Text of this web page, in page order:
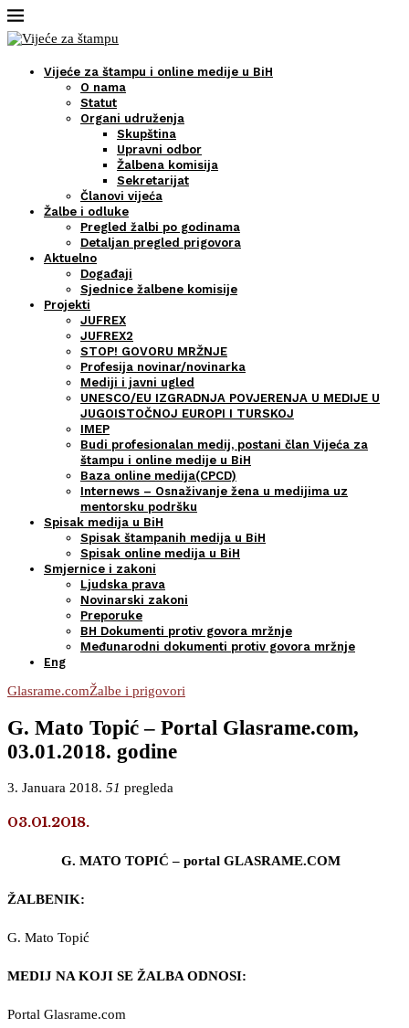
Vijeće za štampu i online medije u BiH
O nama
Statut
Organi udruženja
Skupština
Upravni odbor
Žalbena komisija
Sekretarijat
Članovi vijeća
Žalbe i odluke
Pregled žalbi po godinama
Detaljan pregled prigovora
Aktuelno
Događaji
Sjednice žalbene komisije
Projekti
JUFREX
JUFREX2
STOP! GOVORU MRŽNJE
Profesija novinar/novinarka
Mediji i javni ugled
UNESCO/EU IZGRADNJA POVJERENJA U MEDIJE U
JUGOISTOČNOJ EUROPI I TURSKOJ
IMEP
Budi profesionalan medij, postani član Vijeća za
štampu i online medije u BiH
Baza online medija(CPCD)
Internews – Osnaživanje žena u medijima uz
mentorsku podršku
Spisak medija u BiH
Spisak štampanih medija u BiH
Spisak online medija u BiH
Smjernice i zakoni
Ljudska prava
Novinarski zakoni
Preporuke
BH Dokumenti protiv govora mržnje
Međunarodni dokumenti protiv govora mržnje
Eng
Glasrame.comŽalbe i prigovori
G. Mato Topić – Portal Glasrame.com,
03.01.2018. godine
3. Januara 2018. 51 pregleda
03.01.2018.
G. MATO TOPIĆ – portal GLASRAME.COM
ŽALBENIK:
G. Mato Topić
MEDIJ NA KOJI SE ŽALBA ODNOSI:
Portal Glasrame.com